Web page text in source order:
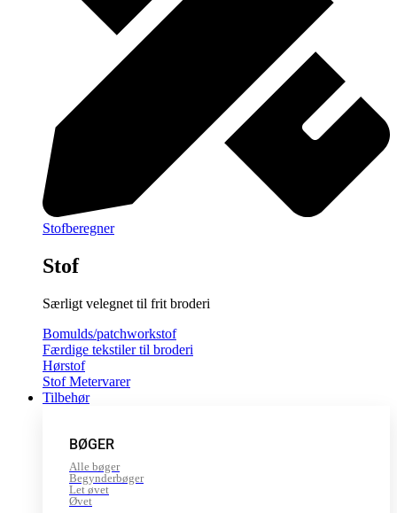
Stofberegner
Stof
Særligt velegnet til frit broderi
Bomulds/patchworkstof
Færdige tekstiler til broderi
Hørstof
Stof Metervarer
Tilbehør
BØGER
Alle bøger
Begynderbøger
Let øvet
Øvet